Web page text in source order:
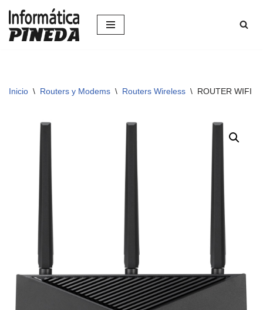
Saltar
Inicio \ Routers y Modems \ Routers Wireless \ ROUTER WIFI